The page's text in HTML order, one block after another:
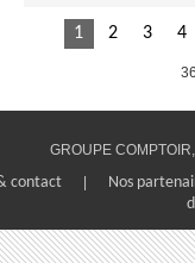
1 2 3 4
GROUPE
contact |
Nos